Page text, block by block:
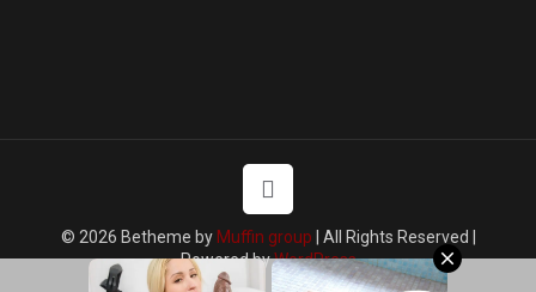
© 2026 Betheme by Muffin group | All Rights Reserved |
Powered byWordPress